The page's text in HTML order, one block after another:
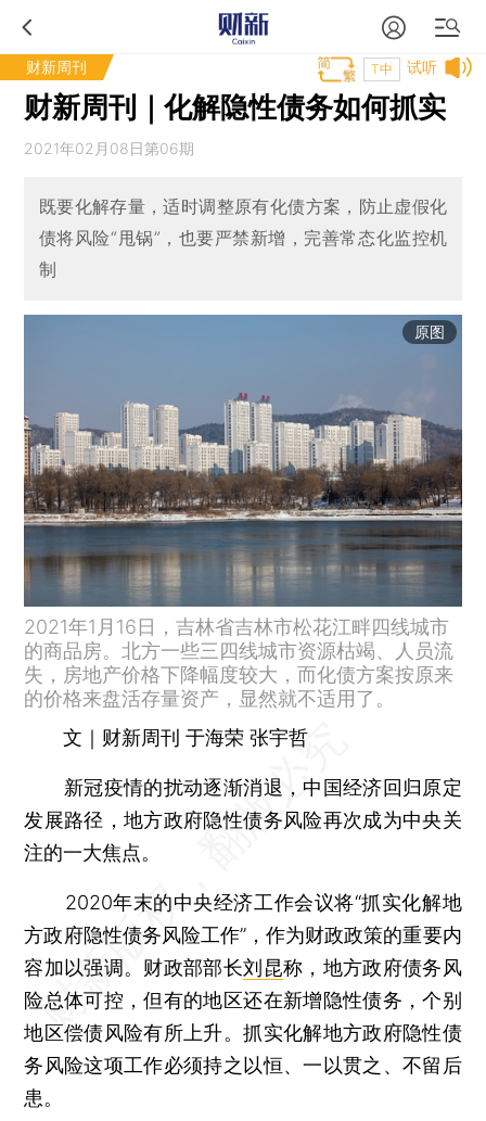
财新周刊 试听
T中
财新周刊｜化解隐性债务如何抓实
2021年02月08日第06期
既要化解存量，适时调整原有化债方案，防止虚假化
债将风险“甩锅”，也要严禁新增，完善常态化监控机
制
原图
2021年1月16日，吉林省吉林市松花江畔四线城市
的商品房。北方一些三四线城市资源枯竭、人员流
失，房地产价格下降幅度较大，而化债方案按原来
的价格来盘活存量资产，显然就不适用了。
文｜财新周刊 于海荣 张宇哲
新冠疫情的扰动逐渐消退，中国经济回归原定
发展路径，地方政府隐性债务风险再次成为中央关
注的一大焦点。
2020年末的中央经济工作会议将“抓实化解地
方政府隐性债务风险工作”，作为财政政策的重要内
容加以强调。财政部部长刘昆称，地方政府债务风
险总体可控，但有的地区还在新增隐性债务，个别
地区偿债风险有所上升。抓实化解地方政府隐性债
务风险这项工作必须持之以恒、一以贯之、不留后
患。